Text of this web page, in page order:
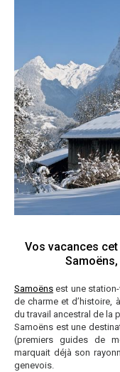
Vos vacances
Samoëns est une
de charme et d’histoire,
du travail ancestral de la
Samoëns est une
(premiers guides de
marquait déjà son
genevois.